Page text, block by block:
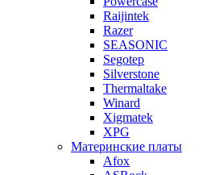
Raijintek
Razer
SEASONIC
Segotep
Silverstone
Thermaltake
Winard
Xigmatek
XPG
Материнские платы
Afox